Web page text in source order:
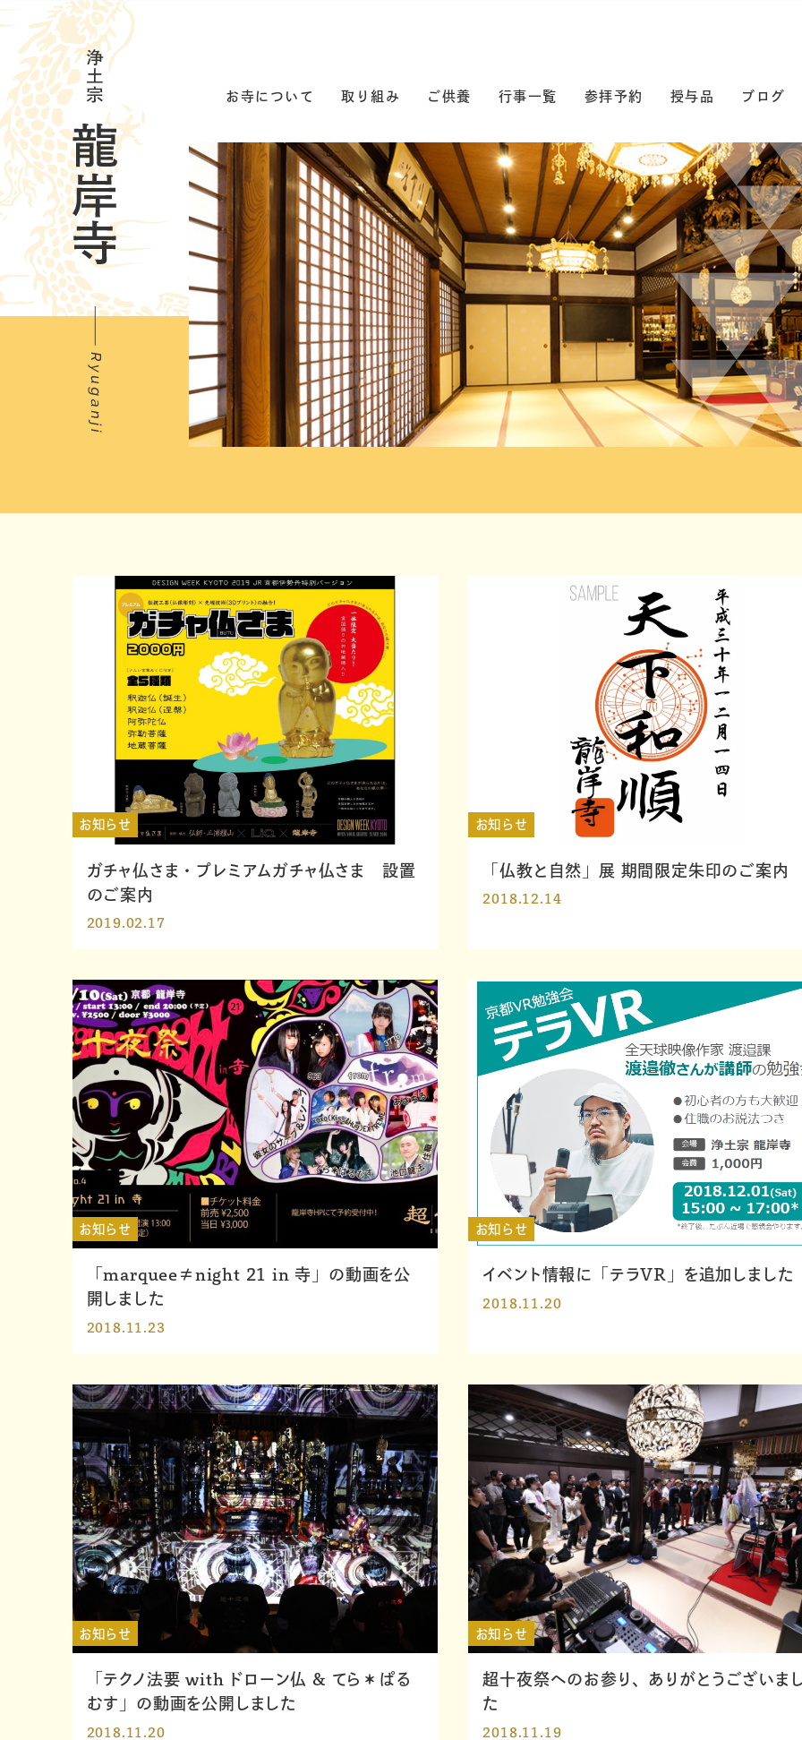
お寺について 取り組み ご供養 行事一覧 参拝予約 授与品 ブログ
お知らせ
ガチャ仏さま・プレミアムガチャ仏さま 設置
のご案内
2019.02.17
お知らせ
「仏教と自然」展 期間限定朱印のご案内
2018.12.14
お知らせ
「marquee≠night 21 in 寺」の動画を公
開しました
2018.11.23
お知らせ
イベント情報に「テラVR」を追加しました
2018.11.20
お知らせ
「テクノ法要 with ドローン仏 & てら＊ぱる
むす」の動画を公開しました
2018.11.20
お知らせ
超十夜祭へのお参り、ありがとうございま
た
2018.11.19